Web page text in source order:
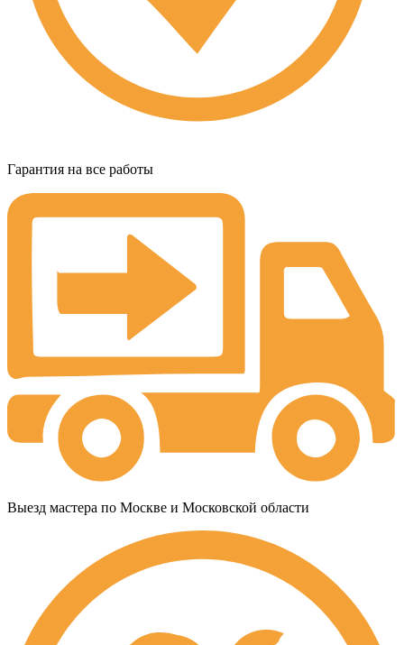
Гарантия на все работы
Выезд мастера по Москве и Московской области